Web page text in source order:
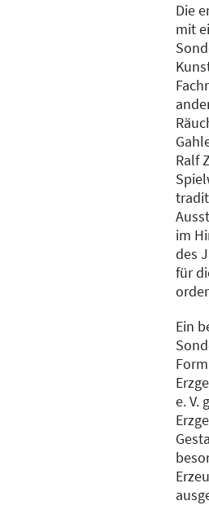
Die
mit
Ralf
im
des
für
Ein
e. V.